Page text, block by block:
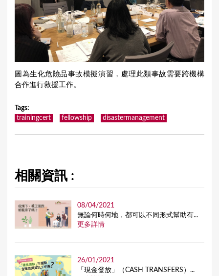
圖為生化危險品事故模擬演習，處理此類事故需要跨機構
合作進行救援工作。
Tags:
trainingcert
fellowship disastermanagement
相關資訊 :
08/04/2021
無論何時何地，都可以不同形式幫助有...
更多詳情
26/01/2021
「現金發放」（CASH TRANSFERS）...